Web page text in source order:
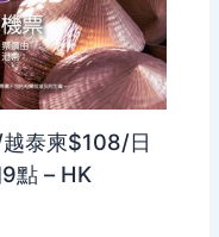
泰柬$108/日
點 – HK